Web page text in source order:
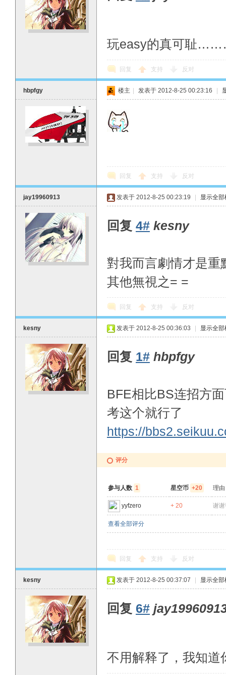
玩easy的真可耻
回复 支持 反对
hbpfgy 楼主 发表于 2012-8-25 00:23:16
回复 支持 反对
jay19960913 发表于 2012-8-25 00:23:19 显示全部
回复 4# kesny
對我而言劇情才是重
其他無視之= =
回复 支持 反对
kesny 发表于 2012-8-25 00:36:03 显示全部
回复 1# hbpfgy
BFE相比BS连招方
考这个就行了
https://
评分
参与人数 1 星空币 +20 理由
yyfzero + 20 谢
查看全部评分
回复 支持 反对
kesny 发表于 2012-8-25 00:37:07 显示全部
回复 6#
不用解释了，我知